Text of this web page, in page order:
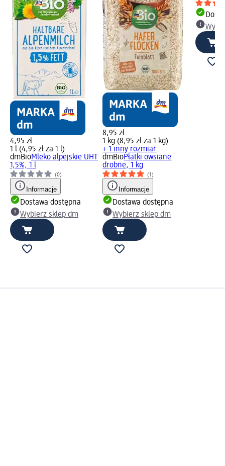
4,95 zł
1 l (4,95 zł za 1 l)
dmBioMleko alpejskie UHT
1,5%, 1 l
(0)
Informacje
Dostawa dostępna
Wybierz sklep dm
8,95 zł
1 kg (8,95 zł za 1 kg)
+ 1 inny rozmiar
dmBioPłatki owsiane
drobne, 1 kg
(1)
Informacje
Dostawa dostępna
Wybierz sklep dm